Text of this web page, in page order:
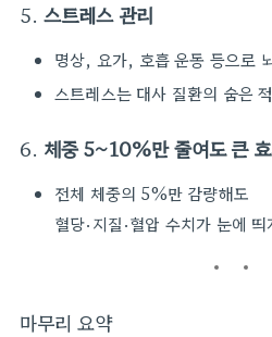
5. 스트레스 관리
명상, 요가, 호흡 운동 등으로
스트레스는 대사 질환의 숨은 적
6. 체중 5~10%만 줄여도 큰
전체 체중의 5%만 감량해도
혈당·지질·혈압 수치가 눈에 띄
마무리 요약